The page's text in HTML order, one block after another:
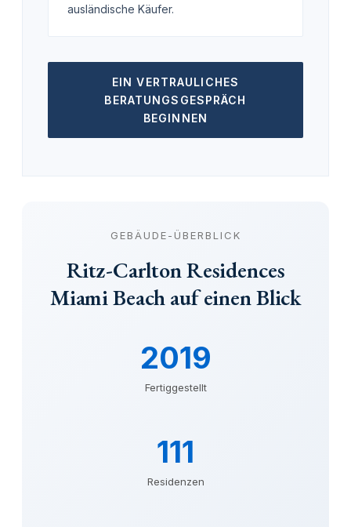
ausländische Käufer.
EIN VERTRAULICHES
BERATUNGSGESPRÄCH
BEGINNEN
GEBÄUDE-ÜBERBLICK
Ritz-Carlton Residences
Miami Beach auf einen Blick
2019
Fertiggestellt
111
Residenzen